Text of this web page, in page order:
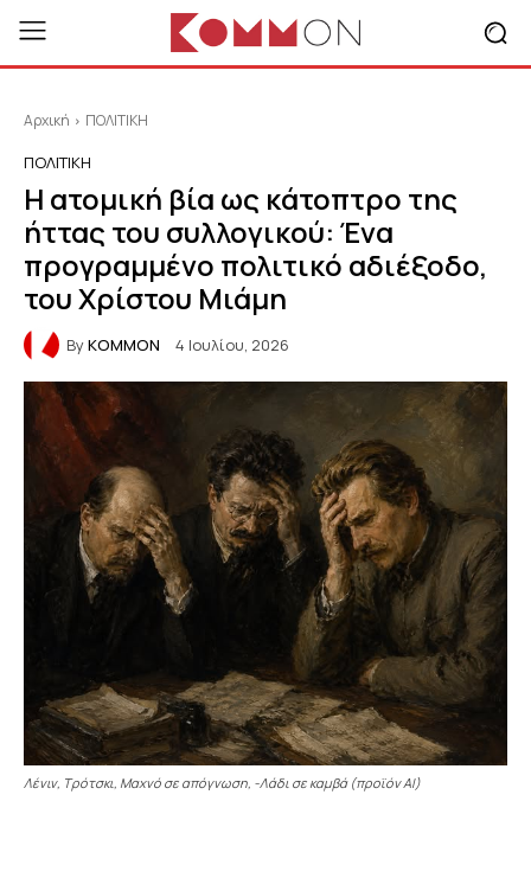
Αρχική ΠΟΛΙΤΙΚΗ
ΠΟΛΙΤΙΚΗ
Η ατομική βία ως κάτοπτρο της
ήττας του συλλογικού: Ένα
προγραμμένο πολιτικό αδιέξοδο,
του Χρίστου Μιάμη
ByKOMMON 4 Ιουλίου, 2026
Λένιν, Τρότσκι, Μαχνό σε απόγνωση, -Λάδι σε καμβά (προϊόν AI)